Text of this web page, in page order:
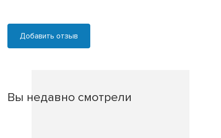
Добавить отзыв
Вы недавно смотрели